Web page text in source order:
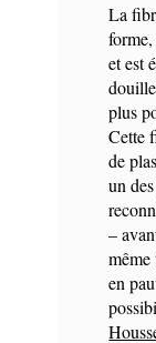
La
et est
plus
Cette
de
un
–
même
en